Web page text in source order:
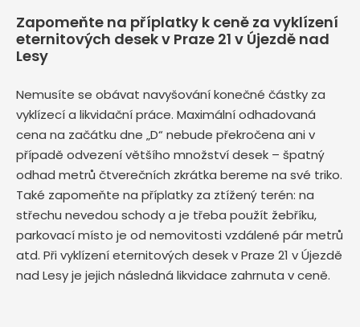
Zapomeňte na příplatky k ceně za vyklízení
eternitových desek v Praze 21 v Újezdě nad
Lesy
Nemusíte se obávat navyšování konečné částky za
vyklízecí a likvidační práce. Maximální odhadovaná
cena na začátku dne „D“ nebude překročena ani v
případě odvezení většího množství desek – špatný
odhad metrů čtverečních zkrátka bereme na své triko.
Také zapomeňte na příplatky za ztížený terén: na
střechu nevedou schody a je třeba použít žebříku,
parkovací místo je od nemovitosti vzdálené pár metrů
atd. Při vyklízení eternitových desek v Praze 21 v Újezdě
nad Lesy je jejich následná likvidace zahrnuta v ceně.